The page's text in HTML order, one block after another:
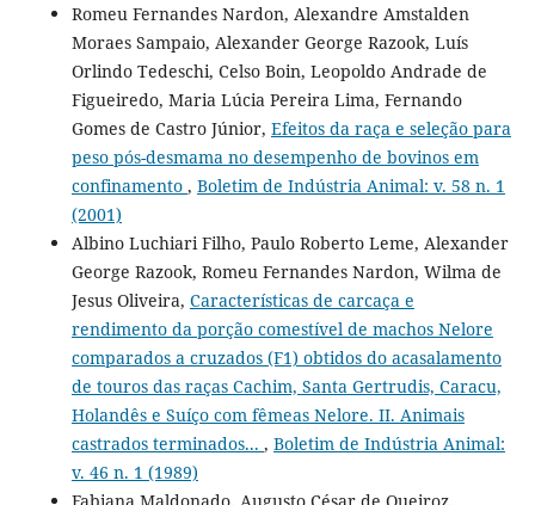
Romeu Fernandes Nardon, Alexandre Amstalden
Moraes Sampaio, Alexander George Razook, Luís
Orlindo Tedeschi, Celso Boin, Leopoldo Andrade de
Figueiredo, Maria Lúcia Pereira Lima, Fernando
Gomes de Castro Júnior, Efeitos da raça e seleção para
peso pós-desmama no desempenho de bovinos em
confinamento , Boletim de Indústria Animal: v. 58 n. 1
(2001)
Albino Luchiari Filho, Paulo Roberto Leme, Alexander
George Razook, Romeu Fernandes Nardon, Wilma de
Jesus Oliveira, Características de carcaça e
rendimento da porção comestível de machos Nelore
comparados a cruzados (F1) obtidos do acasalamento
de touros das raças Cachim, Santa Gertrudis, Caracu,
Holandês e Suíço com fêmeas Nelore. II. Animais
castrados terminados... , Boletim de Indústria Animal:
v. 46 n. 1 (1989)